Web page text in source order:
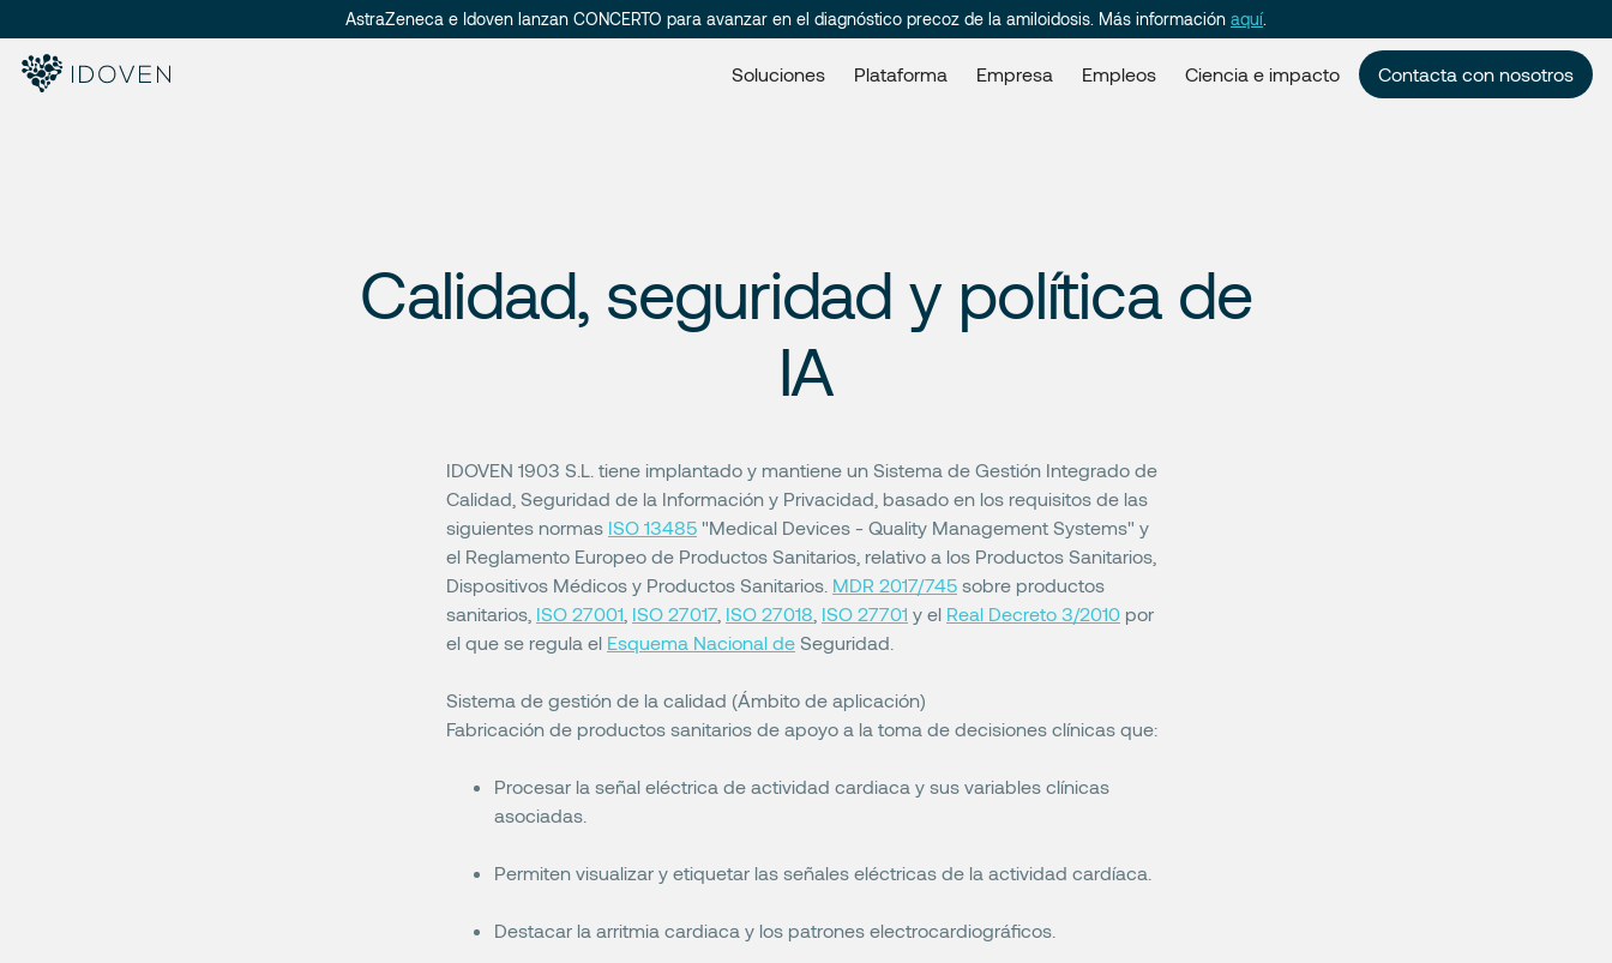
AstraZeneca e Idoven lanzan CONCERTO para avanzar en el diagnóstico precoz de la amiloidosis. Más información aquí
Soluciones Plataforma Empresa Empleos Ciencia e impacto Contacta con nosotros
Calidad, seguridad y política de
IA
IDOVEN 1903 S.L. tiene implantado y mantiene un Sistema de Gestión Integrado de
Calidad, Seguridad de la Información y Privacidad, basado en los requisitos de las
siguientes normas ISO 13485 "Medical Devices - Quality Management Systems" y
el Reglamento Europeo de Productos Sanitarios, relativo a los Productos Sanitarios,
Dispositivos Médicos y Productos Sanitarios. MDR 2017/745 sobre productos
sanitarios, ISO 27001 ISO 27017 ISO 27018 ISO 27701 y el Real Decreto 3/2010 por
el que se regula el Esquema Nacional de Seguridad.
Sistema de gestión de la calidad (Ámbito de aplicación)
Fabricación de productos sanitarios de apoyo a la toma de decisiones clínicas que:
Procesar la señal eléctrica de actividad cardiaca y sus variables clínicas
asociadas.
Permiten visualizar y etiquetar las señales eléctricas de la actividad cardíaca.
Destacar la arritmia cardiaca y los patrones electrocardiográficos.